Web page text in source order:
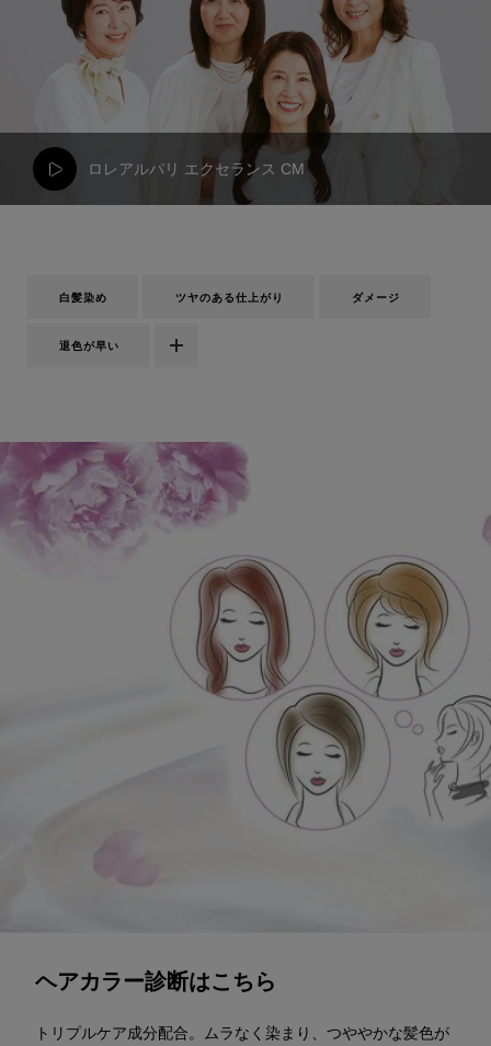
ロレアルパリ エクセランス CM
白髪染め ツヤのある仕上がり ダメージ
退色が早い
ヘアカラー診断はこちら
トリプルケア成分配合。ムラなく染まり、つややかな髪色が